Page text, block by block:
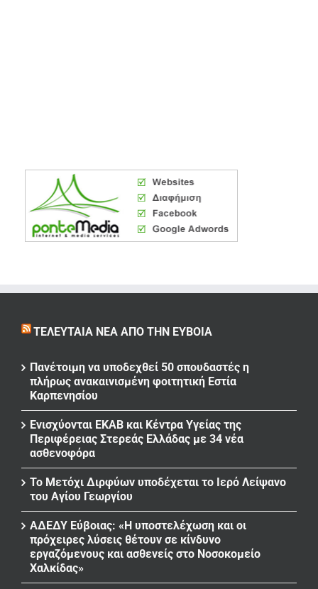
ΤΕΛΕΥΤΑΊΑ ΝΈΑ ΑΠΌ ΤΗΝ ΕΎΒΟΙΑ
Πανέτοιμη να υποδεχθεί 50 σπουδαστές η
πλήρως ανακαινισμένη φοιτητική Εστία
Καρπενησίου
Ενισχύονται ΕΚΑΒ και Κέντρα Υγείας της
Περιφέρειας Στερεάς Ελλάδας με 34 νέα
ασθενοφόρα
Το Μετόχι Διρφύων υποδέχεται το Ιερό Λείψανο
του Αγίου Γεωργίου
ΑΔΕΔΥ Εύβοιας: «Η υποστελέχωση και οι
πρόχειρες λύσεις θέτουν σε κίνδυνο
εργαζόμενους και ασθενείς στο Νοσοκομείο
Χαλκίδας»